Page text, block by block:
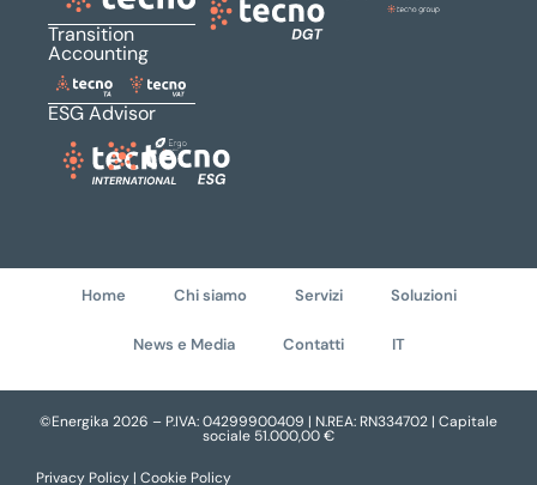
Transition
Accounting
ESG Advisor
Home Chi siamo Servizi Soluzioni
News e Media Contatti IT
©Energika 2026 – P.IVA: 04299900409 | N.REA: RN334702 | Capitale
sociale 51.000,00 €
Privacy Policy | Cookie Policy